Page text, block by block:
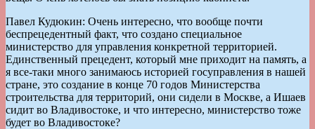
Павел Кудюкин: Очень интересно, что вообще почти
беспрецедентный факт, что создано специальное
министерство для управления конкретной территорией.
Единственный прецедент, который мне приходит на память, а
я все-таки много занимаюсь историей госуправления в нашей
стране, это создание в конце 70 годов Министерства
строительства для территорий, они сидели в Москве, а Ишаев
сидит во Владивостоке, и что интересно, министерство тоже
будет во Владивостоке?